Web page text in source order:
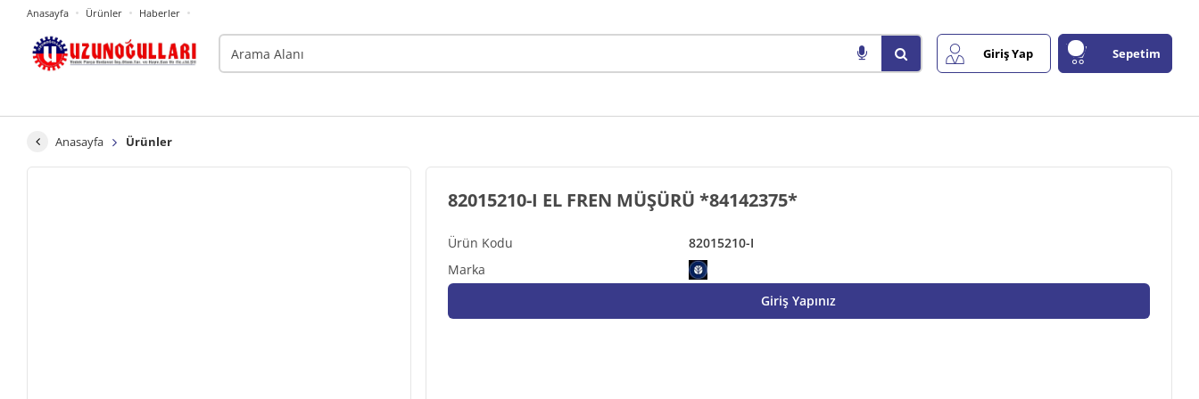
Anasayfa Ürünler Haberler
Giriş Yap Sepetim
Anasayfa Ürünler
82015210-I
82015210-I EL FREN MÜŞÜRÜ *84142375*
Giriş Yapınız